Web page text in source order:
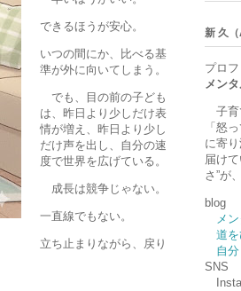
できるほうが安心。
いつの間にか、比べる基
準が外に向いてしまう。
でも、目の前の子ども
は、昨日より少しだけ表
情が増え、昨日より少し
だけ声を出し、自分の速
度で世界を広げている。
成長は競争じゃない。
一直線でもない。
立ち止まりながら、戻り
新 久
プロ
メン
子育
「怒
に寄
届け
さ”が
blog
メ
道を
自
SNS